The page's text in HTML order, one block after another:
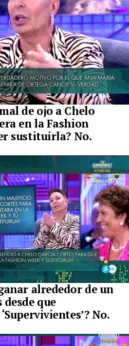
de ojo a Chelo
en la Fashion
sustituirla? No.
alrededor de un
que
No.